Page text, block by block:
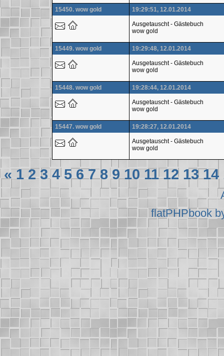
15450. wow gold 19:29:51, 12.01.2014
Ausgetauscht - Gästebuch
wow gold
15449. wow gold 19:29:48, 12.01.2014
Ausgetauscht - Gästebuch
wow gold
15448. wow gold 19:28:44, 12.01.2014
Ausgetauscht - Gästebuch
wow gold
15447. wow gold 19:28:27, 12.01.2014
Ausgetauscht - Gästebuch
wow gold
« 1 2 3 4 5 6 7 8 9 10 11 12 13 14
flatPHPbook